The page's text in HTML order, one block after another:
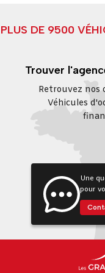
PLUS DE 9500
Trouver
Retrouvez nos
Véhicules
Une
pour